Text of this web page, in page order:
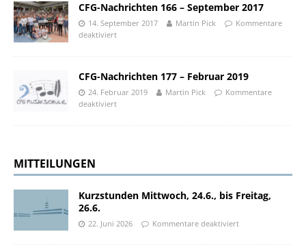
CFG-Nachrichten 166 – September 2017
14. September 2017 Martin Pick
Kommentare
deaktiviert
CFG-Nachrichten 177 – Februar 2019
24. Februar 2019 Martin Pick
Kommentare
deaktiviert
MITTEILUNGEN
Kurzstunden Mittwoch, 24.6., bis Freitag,
26.6.
22. Juni 2026 Kommentare deaktiviert